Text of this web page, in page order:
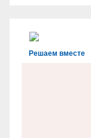
Решаем вместе